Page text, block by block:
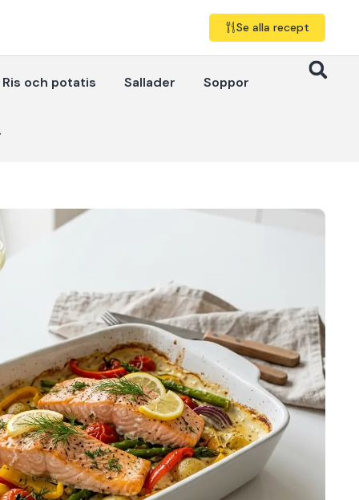
Se alla recept
Ris och potatis Sallader Soppor